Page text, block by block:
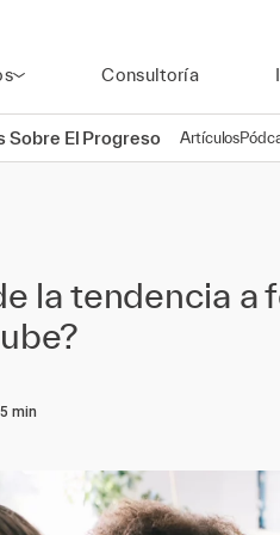
Consultoría
Sobre El Progreso Artículos
la tendencia a
5 min